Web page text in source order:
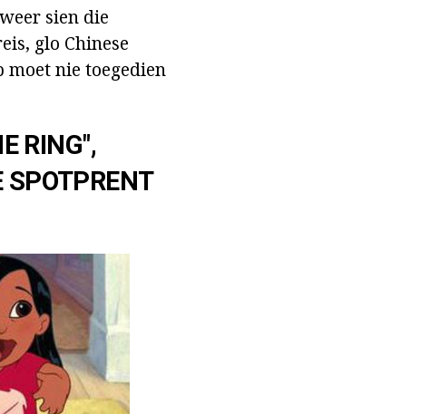
sien die
glo Chinese
moet nie toegedien
RING",
SPOTPRENT